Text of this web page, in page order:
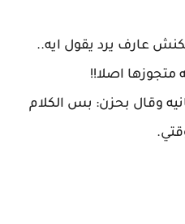
عارف يرد يقول ايه..
متجوزها اصلا!!
وقال بحزن: بس الكلام